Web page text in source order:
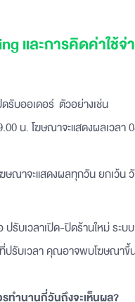
และการคิดค่าใช้จ่
รับออเดอร์ ตัวอย่างเช่น
น. โฆษณาจะแสดงผลเวลา
ณาจะแสดงผลทุกวัน ยกเว้น
เวลาเปิด-ปิดร้านใหม่ ระบบ
ปรับเวลา คุณอาจพบโฆษณาขึ้
ทำนานกี่วันถึงจะเห็นผล?